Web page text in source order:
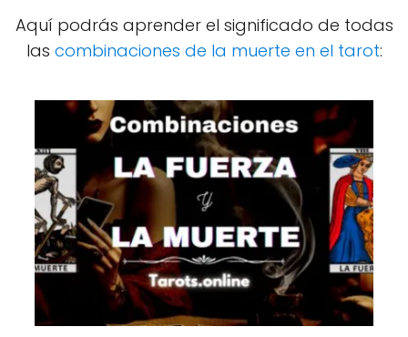
Aquí podrás aprender el significado de todas
las combinaciones de la muerte en el tarot: